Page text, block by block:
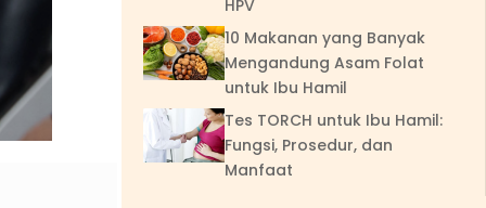
HPV
10 Makanan yang Banyak
Mengandung Asam Folat
untuk Ibu Hamil
Tes TORCH untuk Ibu Hamil:
Fungsi, Prosedur, dan
Manfaat